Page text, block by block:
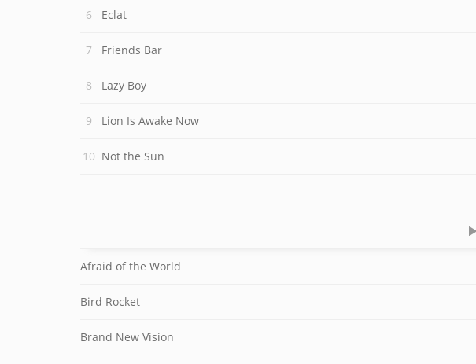
Eclat
Friends Bar
Lazy Boy
Lion Is Awake Now
Not the Sun
Afraid of the World
Bird Rocket
Brand New Vision